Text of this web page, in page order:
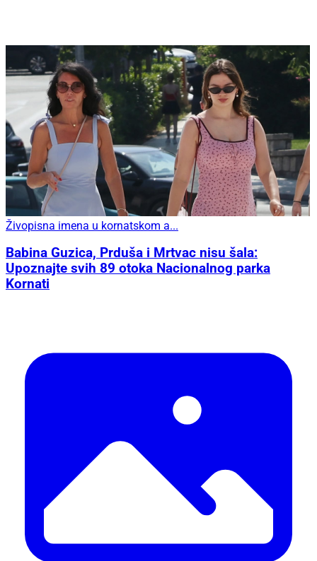
Živopisna imena u kornatskom a...
Babina Guzica, Prduša i Mrtvac nisu šala:
Upoznajte svih 89 otoka Nacionalnog parka
Kornati